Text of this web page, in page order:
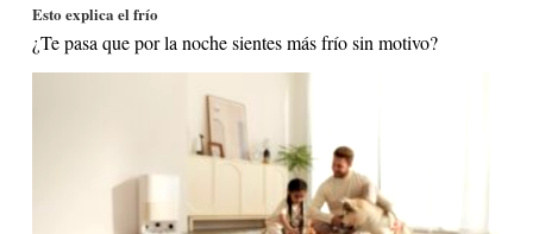
Esto explica el frío
¿Te pasa que por la noche sientes más frío sin motivo?